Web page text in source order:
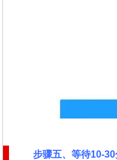
步骤五、等待10-